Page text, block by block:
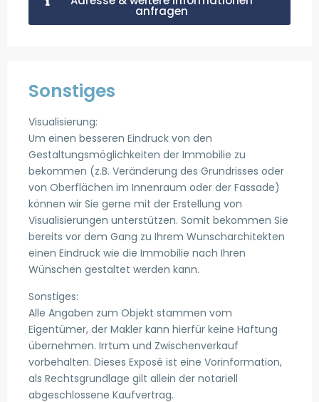
anfragen
Sonstiges
Visualisierung:
Um einen besseren Eindruck von den
Gestaltungsmöglichkeiten der Immobilie zu
bekommen (z.B. Veränderung des Grundrisses oder
von Oberflächen im Innenraum oder der Fassade)
können wir Sie gerne mit der Erstellung von
Visualisierungen unterstützen. Somit bekommen Sie
bereits vor dem Gang zu Ihrem Wunscharchitekten
einen Eindruck wie die Immobilie nach Ihren
Wünschen gestaltet werden kann.
Sonstiges:
Alle Angaben zum Objekt stammen vom
Eigentümer, der Makler kann hierfür keine Haftung
übernehmen. Irrtum und Zwischenverkauf
vorbehalten. Dieses Exposé ist eine Vorinformation,
als Rechtsgrundlage gilt allein der notariell
abgeschlossene Kaufvertrag.